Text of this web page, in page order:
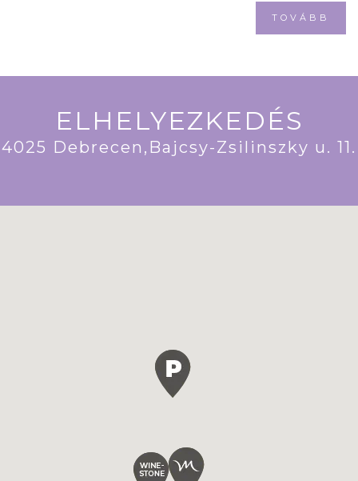
TOVÁBB
ELHELYEZKEDÉS
4025 Debrecen,Bajcsy-Zsilinszky u. 11.